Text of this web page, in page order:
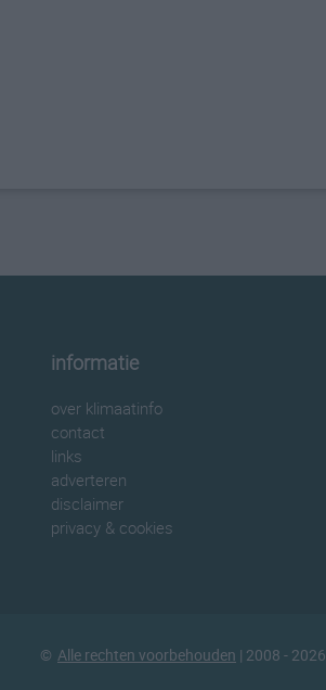
informatie
over klimaatinfo
contact
links
adverteren
disclaimer
privacy & cookies
© Alle rechten voorbehouden | 2008 - 2026